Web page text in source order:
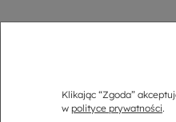
Klikając “Zgoda”
w polityce prywatności.